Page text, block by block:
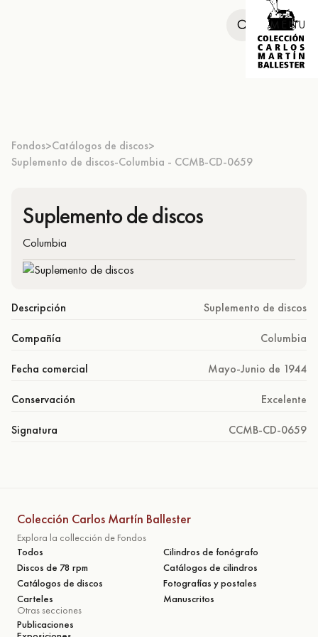
MENU
Fondos>Catálogos de discos>
Suplemento de discos-Columbia - CCMB-CD-0659
Suplemento de discos
Columbia
Descripción Suplemento de discos
Compañía Columbia
Fecha comercial Mayo-Junio de 1944
Conservación Excelente
Signatura CCMB-CD-0659
Colección Carlos Martín Ballester
Explora la collección de Fondos
Todos
Cilindros de fonógrafo
Discos de 78 rpm
Catálogos de cilindros
Catálogos de discos
Fotografías y postales
Carteles
Manuscritos
Otras secciones
Publicaciones